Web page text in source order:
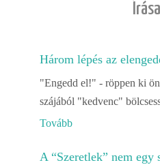
Három lépés az
"Engedd el!" - röppen ki
szájából "kedvenc"
Tovább
A “Szeretlek” nem egy